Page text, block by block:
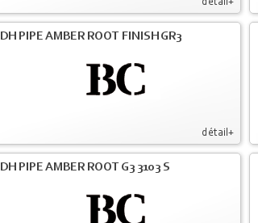
détail+
détail+
DH PIPE AMBER ROOT FINISH GR3
DH PIPE AMBER ROOT G3 3103 S